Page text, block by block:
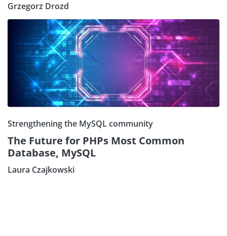
Grzegorz Drozd
Strengthening the MySQL community
The Future for PHPs Most Common
Database, MySQL
Laura Czajkowski